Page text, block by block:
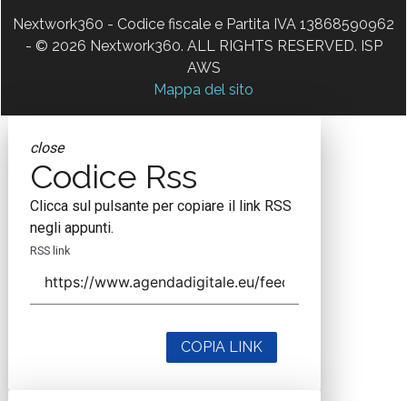
Nextwork360 - Codice fiscale e Partita IVA 13868590962
- © 2026 Nextwork360. ALL RIGHTS RESERVED. ISP
AWS
Mappa del sito
close
Codice Rss
Clicca sul pulsante per copiare il link RSS
negli appunti.
RSS link
COPIA LINK